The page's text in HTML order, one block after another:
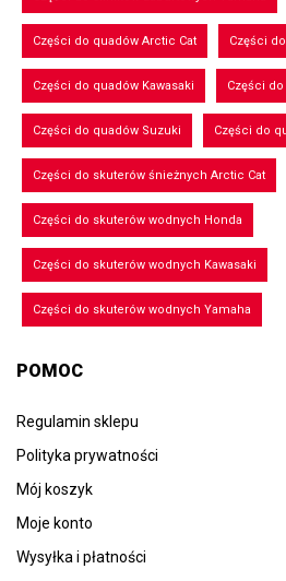
Części do quadów Arctic Cat Części
Części do quadów Kawasaki Części
Części do quadów Suzuki Części do
Części do skuterów śnieżnych Arctic Cat
Części do skuterów wodnych Honda
Części do skuterów wodnych Kawasaki
Części do skuterów wodnych Yamaha
POMOC
Regulamin sklepu
Polityka prywatności
Mój koszyk
Moje konto
Wysyłka i płatności